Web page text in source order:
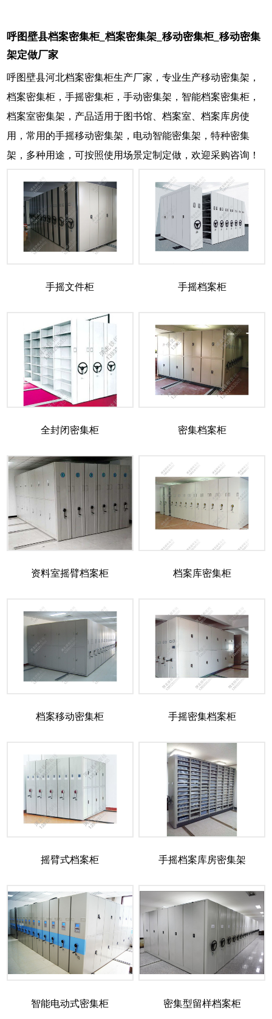
呼图壁县档案密集柜_档案密集架_移动密集柜_移动密集
架定做厂家
呼图壁县河北档案密集柜生产厂家，专业生产移动密集架，
档案密集柜，手摇密集柜，手动密集架，智能档案密集柜，
档案室密集架，产品适用于图书馆、档案室、档案库房使
用，常用的手摇移动密集架，电动智能密集架，特种密集
架，多种用途，可按照使用场景定制定做，欢迎采购咨询！
手摇文件柜 手摇档案柜
全封闭密集柜 密集档案柜
资料室摇臂档案柜 档案库密集柜
档案移动密集柜 手摇密集档案柜
摇臂式档案柜 手摇档案库房密集架
智能电动式密集柜 密集型留样档案柜